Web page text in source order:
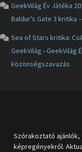
GeekVilág Év Játéka
Baldur’s Gate 3
Sea of Stars kritika:
GeekVilág -GeekVilág
közönségszavazás
Szórakoztató
képregényekről.